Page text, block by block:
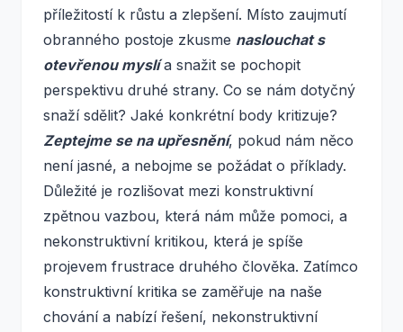
příležitostí k růstu a zlepšení. Místo zaujmutí
obranného postoje zkusme naslouchat s
otevřenou myslía snažit se pochopit
perspektivu druhé strany. Co se nám dotyčný
snaží sdělit? Jaké konkrétní body kritizuje?
Zeptejme se na upřesnění, pokud nám něco
není jasné, a nebojme se požádat o příklady.
Důležité je rozlišovat mezi konstruktivní
zpětnou vazbou, která nám může pomoci, a
nekonstruktivní kritikou, která je spíše
projevem frustrace druhého člověka. Zatímco
konstruktivní kritika se zaměřuje na naše
chování a nabízí řešení, nekonstruktivní